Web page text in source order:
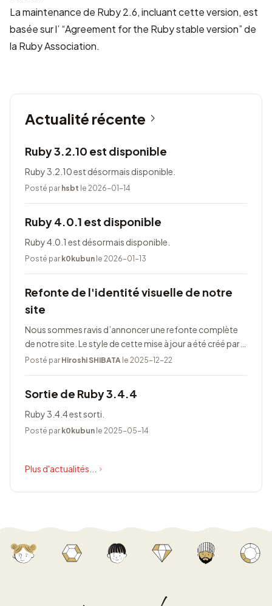
La maintenance de Ruby 2.6, incluant cette version, est
basée sur l’ “Agreement for the Ruby stable version” de
la Ruby Association.
Actualité récente
Ruby 3.2.10 est disponible
Ruby 3.2.10 est désormais disponible.
Posté par hsbt le 2026-01-14
Ruby 4.0.1 est disponible
Ruby 4.0.1 est désormais disponible.
Posté par k0kubun le 2026-01-13
Refonte de l'identité visuelle de notre
site
Nous sommes ravis d’annoncer une refonte complète
de notre site. Le style de cette mise à jour a été créé par
Taeko Akatsuka.
Posté par Hiroshi SHIBATA le 2025-12-22
Sortie de Ruby 3.4.4
Ruby 3.4.4 est sorti.
Posté par k0kubun le 2025-05-14
Plus d'actualités...